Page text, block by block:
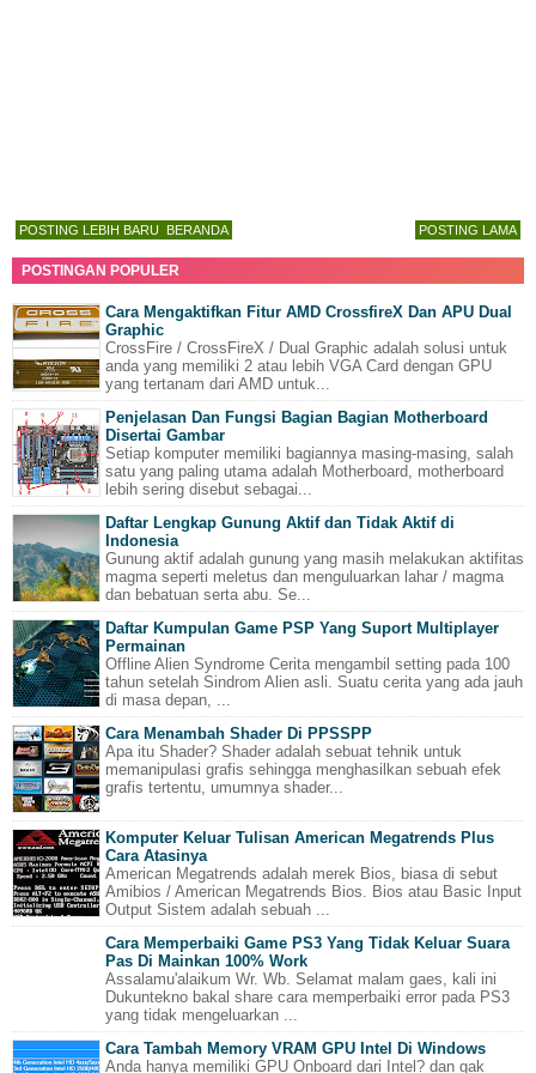
POSTING LEBIH BARU POSTING LAMA
BERANDA
POSTINGAN POPULER
Cara Mengaktifkan Fitur AMD CrossfireX Dan APU Dual
Graphic
CrossFire / CrossFireX / Dual Graphic adalah solusi untuk
anda yang memiliki 2 atau lebih VGA Card dengan GPU
yang tertanam dari AMD untuk...
Penjelasan Dan Fungsi Bagian Bagian Motherboard
Disertai Gambar
Setiap komputer memiliki bagiannya masing-masing, salah
satu yang paling utama adalah Motherboard, motherboard
lebih sering disebut sebagai...
Daftar Lengkap Gunung Aktif dan Tidak Aktif di
Indonesia
Gunung aktif adalah gunung yang masih melakukan aktifitas
magma seperti meletus dan menguluarkan lahar / magma
dan bebatuan serta abu. Se...
Daftar Kumpulan Game PSP Yang Suport Multiplayer
Permainan
Offline Alien Syndrome Cerita mengambil setting pada 100
tahun setelah Sindrom Alien asli. Suatu cerita yang ada jauh
di masa depan, ...
Cara Menambah Shader Di PPSSPP
Apa itu Shader? Shader adalah sebuat tehnik untuk
memanipulasi grafis sehingga menghasilkan sebuah efek
grafis tertentu, umumnya shader...
Komputer Keluar Tulisan American Megatrends Plus
Cara Atasinya
American Megatrends adalah merek Bios, biasa di sebut
Amibios / American Megatrends Bios. Bios atau Basic Input
Output Sistem adalah sebuah ...
Cara Memperbaiki Game PS3 Yang Tidak Keluar Suara
Pas Di Mainkan 100% Work
Assalamu'alaikum Wr. Wb. Selamat malam gaes, kali ini
Dukuntekno bakal share cara memperbaiki error pada PS3
yang tidak mengeluarkan ...
Cara Tambah Memory VRAM GPU Intel Di Windows
Anda hanya memiliki GPU Onboard dari Intel? dan gak